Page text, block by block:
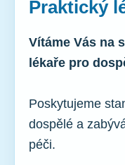
Praktický
Vítáme Vás na
lékaře pro
Poskytujeme
dospělé a
péči.